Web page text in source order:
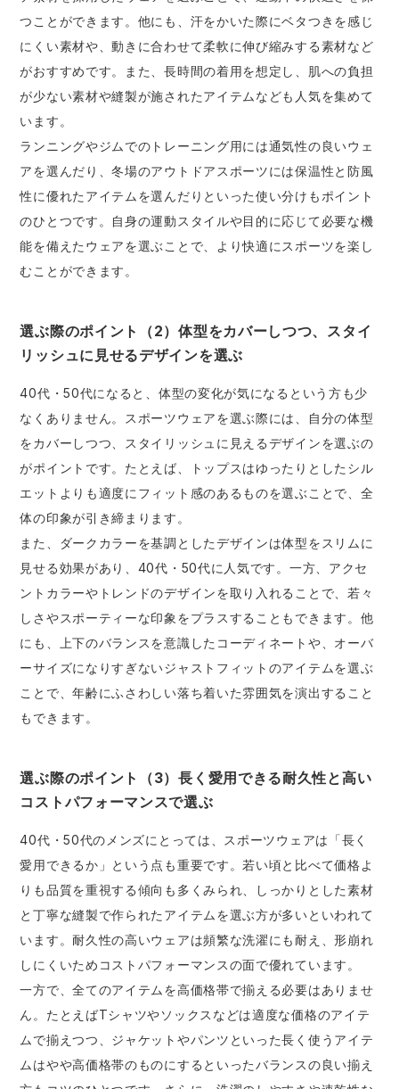
つことができます。他にも、汗をかいた際にベタつきを感じ
にくい素材や、動きに合わせて柔軟に伸び縮みする素材など
がおすすめです。また、長時間の着用を想定し、肌への負担
が少ない素材や縫製が施されたアイテムなども人気を集めて
います。
ランニングやジムでのトレーニング用には通気性の良いウェ
アを選んだり、冬場のアウトドアスポーツには保温性と防風
性に優れたアイテムを選んだりといった使い分けもポイント
のひとつです。自身の運動スタイルや目的に応じて必要な機
能を備えたウェアを選ぶことで、より快適にスポーツを楽し
むことができます。
選ぶ際のポイント（2）体型をカバーしつつ、スタイ
リッシュに見せるデザインを選ぶ
40代・50代になると、体型の変化が気になるという方も少
なくありません。スポーツウェアを選ぶ際には、自分の体型
をカバーしつつ、スタイリッシュに見えるデザインを選ぶの
がポイントです。たとえば、トップスはゆったりとしたシル
エットよりも適度にフィット感のあるものを選ぶことで、全
体の印象が引き締まります。
また、ダークカラーを基調としたデザインは体型をスリムに
見せる効果があり、40代・50代に人気です。一方、アクセ
ントカラーやトレンドのデザインを取り入れることで、若々
しさやスポーティーな印象をプラスすることもできます。他
にも、上下のバランスを意識したコーディネートや、オーバ
ーサイズになりすぎないジャストフィットのアイテムを選ぶ
ことで、年齢にふさわしい落ち着いた雰囲気を演出すること
もできます。
選ぶ際のポイント（3）長く愛用できる耐久性と高い
コストパフォーマンスで選ぶ
40代・50代のメンズにとっては、スポーツウェアは「長く
愛用できるか」という点も重要です。若い頃と比べて価格よ
りも品質を重視する傾向も多くみられ、しっかりとした素材
と丁寧な縫製で作られたアイテムを選ぶ方が多いといわれて
います。耐久性の高いウェアは頻繁な洗濯にも耐え、形崩れ
しにくいためコストパフォーマンスの面で優れています。
一方で、全てのアイテムを高価格帯で揃える必要はありませ
ん。たとえばTシャツやソックスなどは適度な価格のアイテ
ムで揃えつつ、ジャケットやパンツといった長く使うアイテ
ムはやや高価格帯のものにするといったバランスの良い揃え